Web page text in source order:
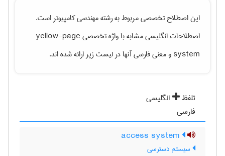
این اصطلاح تخصصی مربوط به رشتهمهندسی كامپيوتراست.
اصطلاحات انگلیسی مشابه با واژه تخصصیyellow-page
systemو معنی فارسی آنها در لیست زیر ارائه شده اند.
تلفظ
انگلیسی
فارسی
سیستم دسترسی